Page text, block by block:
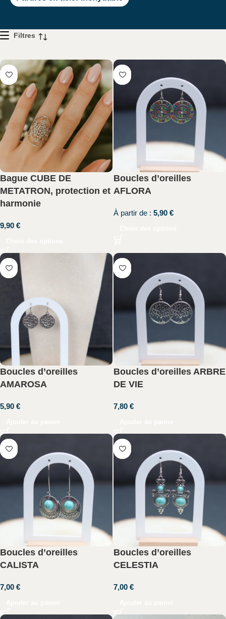
Filtres
Bague CUBE DE
METATRON, protection et
harmonie
9,90 €
Boucles d’oreilles
AFLORA
À partir de : 5,90 €
Boucles d’oreilles
AMAROSA
5,90 €
Boucles d’oreilles ARBRE
DE VIE
7,80 €
Boucles d’oreilles
CALISTA
7,00 €
Boucles d’oreilles
CELESTIA
7,00 €